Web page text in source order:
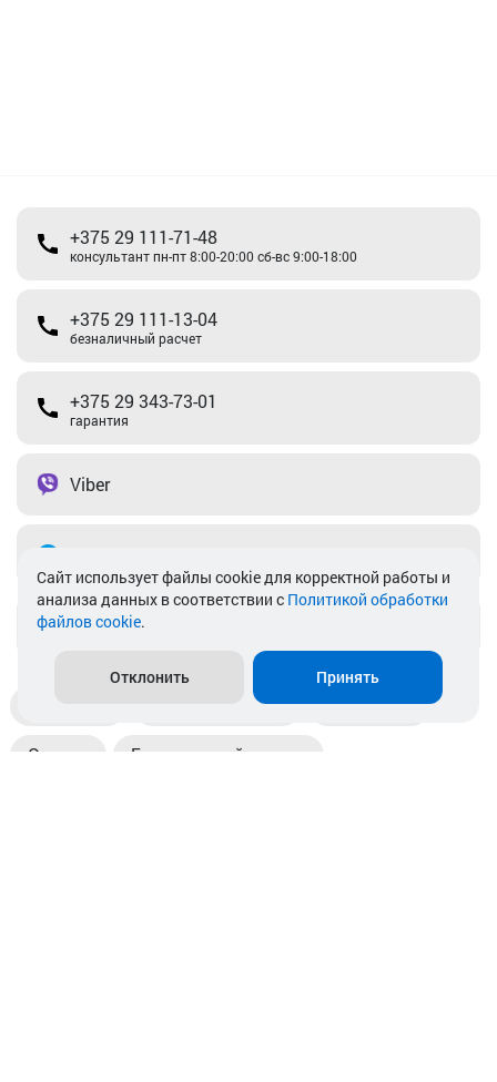
+375 29 111-71-48
консультант пн-пт 8:00-20:00 сб-вс 9:00-18:00
+375 29 111-13-04
безналичный расчет
+375 29 343-73-01
гарантия
Viber
info@akkamulik.by
Пункты выдачи Магазины
Оплата Безналичный расчет
Cайт использует файлы cookie для корректной работы и
анализа данных в соответствии с Политикой обработки
файлов cookie.
Отклонить Принять